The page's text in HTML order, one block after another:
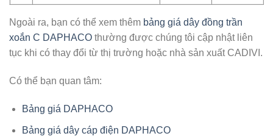
Ngoài ra, bạn có thể xem thêm bảng giá dây đồng trần
xoắn C DAPHACO thường được chúng tôi cập nhật liên
tục khi có thay đổi từ thị trường hoặc nhà sản xuất CADIVI.
Có thể bạn quan tâm:
Bảng giá DAPHACO
Bảng giá dây cáp điện DAPHACO